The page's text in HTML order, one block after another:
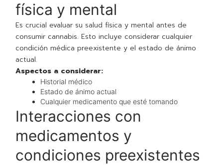
física y mental
Es crucial evaluar su salud física y mental antes de
consumir cannabis. Esto incluye considerar cualquier
condición médica preexistente y el estado de ánimo
actual.
Aspectos a considerar:
Historial médico
Estado de ánimo actual
Cualquier medicamento que esté tomando
Interacciones con
medicamentos y
condiciones preexistentes